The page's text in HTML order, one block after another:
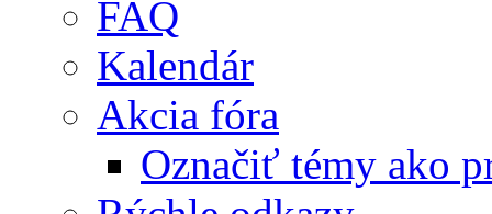
FAQ
Kalendár
Akcia fóra
Označiť témy ako